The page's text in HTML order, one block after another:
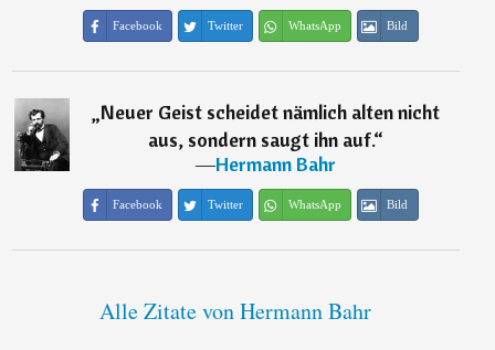
Facebook Twitter WhatsApp Bild
„Neuer Geist scheidet nämlich alten nicht
aus, sondern saugt ihn auf.“
―Hermann Bahr
Facebook Twitter WhatsApp Bild
Alle Zitate von Hermann Bahr